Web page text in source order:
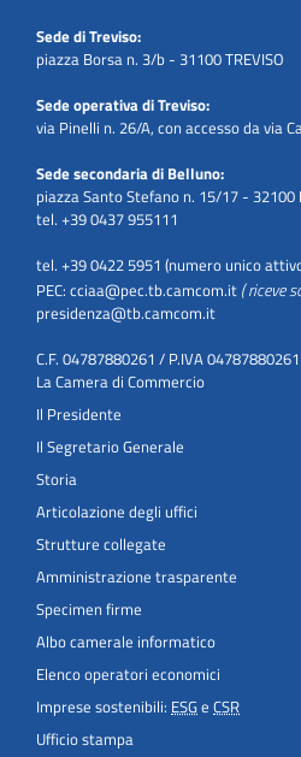
Sede di Treviso:
piazza Borsa n. 3/b - 31100 TREVISO
Sede operativa di Treviso:
via Pinelli n. 26/A, con accesso da via
Sede secondaria di Belluno:
piazza Santo Stefano n. 15/17 - 32100
tel. +39 0437 955111
tel. +39 0422 5951 (numero unico
PEC: cciaa@pec.tb.camcom.it ( riceve
presidenza@tb.camcom.it
C.F. 04787880261 / P.IVA 04787880261
La Camera di Commercio
Il Presidente
Il Segretario Generale
Storia
Articolazione degli uffici
Strutture collegate
Amministrazione trasparente
Specimen firme
Albo camerale informatico
Elenco operatori economici
Imprese sostenibili: ESGe CSR
Ufficio stampa